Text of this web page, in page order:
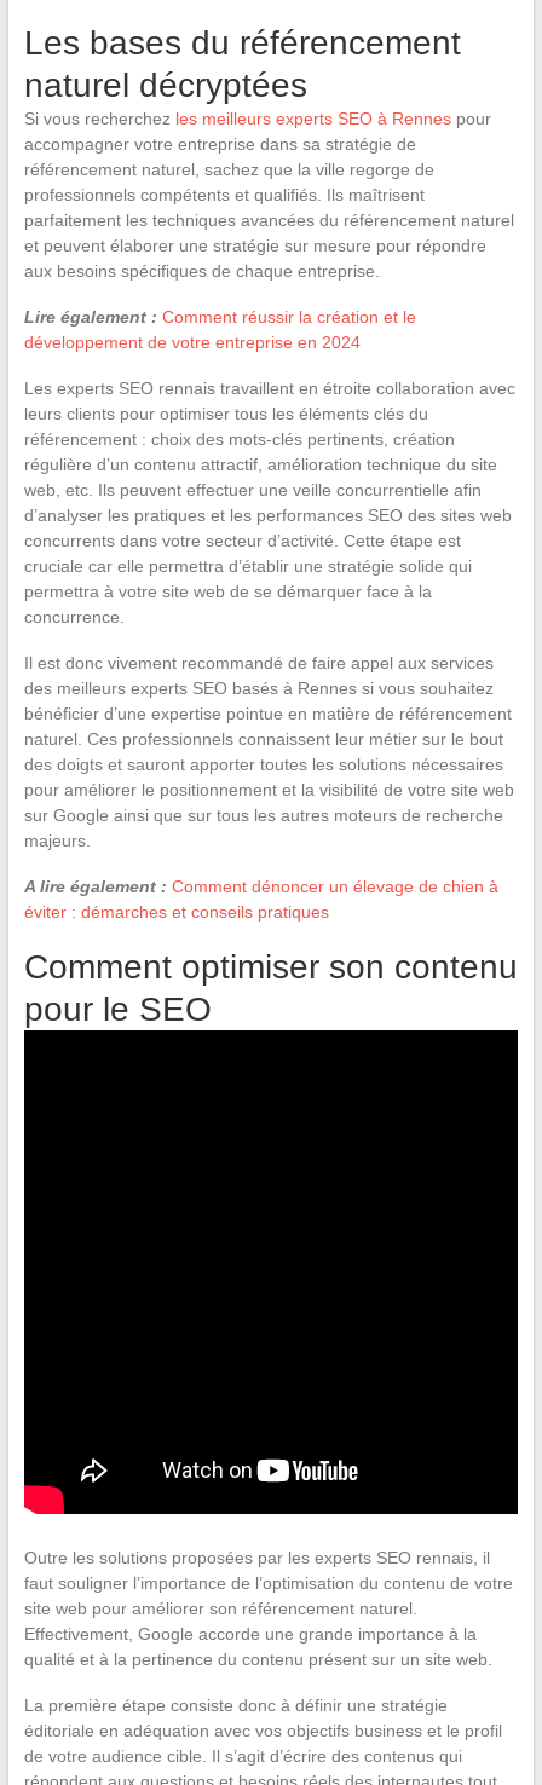
Les bases du référencement
naturel décryptées
Si vous recherchez les meilleurs experts SEO à Rennespour
accompagner votre entreprise dans sa stratégie de
référencement naturel, sachez que la ville regorge de
professionnels compétents et qualifiés. Ils maîtrisent
parfaitement les techniques avancées du référencement naturel
et peuvent élaborer une stratégie sur mesure pour répondre
aux besoins spécifiques de chaque entreprise.
Lire également : Comment réussir la création et le
développement de votre entreprise en 2024
Les experts SEO rennais travaillent en étroite collaboration avec
leurs clients pour optimiser tous les éléments clés du
référencement : choix des mots-clés pertinents, création
régulière d’un contenu attractif, amélioration technique du site
web, etc. Ils peuvent effectuer une veille concurrentielle afin
d’analyser les pratiques et les performances SEO des sites web
concurrents dans votre secteur d’activité. Cette étape est
cruciale car elle permettra d’établir une stratégie solide qui
permettra à votre site web de se démarquer face à la
concurrence.
Il est donc vivement recommandé de faire appel aux services
des meilleurs experts SEO basés à Rennes si vous souhaitez
bénéficier d’une expertise pointue en matière de référencement
naturel. Ces professionnels connaissent leur métier sur le bout
des doigts et sauront apporter toutes les solutions nécessaires
pour améliorer le positionnement et la visibilité de votre site web
sur Google ainsi que sur tous les autres moteurs de recherche
majeurs.
A lire également : Comment dénoncer un élevage de chien à
éviter : démarches et conseils pratiques
Comment optimiser son contenu
pour le SEO
Outre les solutions proposées par les experts SEO rennais, il
faut souligner l’importance de l’optimisation du contenu de votre
site web pour améliorer son référencement naturel.
Effectivement, Google accorde une grande importance à la
qualité et à la pertinence du contenu présent sur un site web.
La première étape consiste donc à définir une stratégie
éditoriale en adéquation avec vos objectifs business et le profil
de votre audience cible. Il s’agit d’écrire des contenus qui